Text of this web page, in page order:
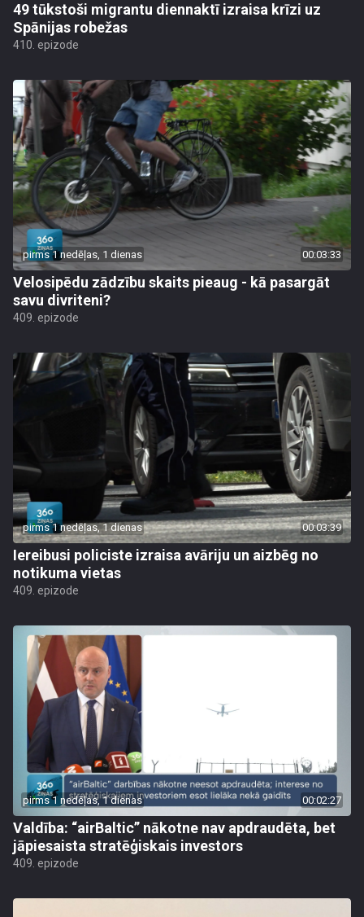
49 tūkstoši migrantu diennaktī izraisa krīzi uz
Spānijas robežas
410. epizode
pirms 1 nedēļas, 1 dienas 00:03:33
Velosipēdu zādzību skaits pieaug - kā pasargāt
savu divriteni?
409. epizode
pirms 1 nedēļas, 1 dienas 00:03:39
Iereibusi policiste izraisa avāriju un aizbēg no
notikuma vietas
409. epizode
pirms 1 nedēļas, 1 dienas 00:02:27
Valdība: “airBaltic” nākotne nav apdraudēta, bet
jāpiesaista stratēģiskais investors
409. epizode